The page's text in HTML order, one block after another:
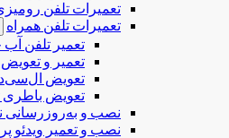
تعمیرات تلفن
تعمیرات تلفن همراه
تعمیر تلفن آب
تعمیر و تعویض
تعویض
تعویض باطری
نصب و به‌روزرسانی
نصب و تعمیر ویدئو